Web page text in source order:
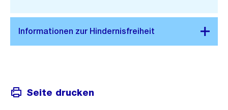
Seite drucken